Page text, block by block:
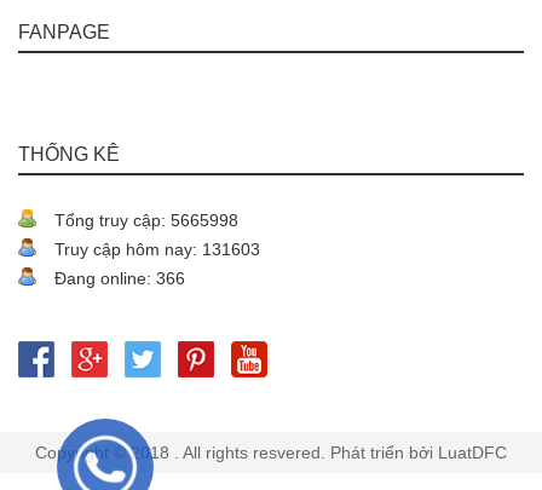
FANPAGE
THỐNG KÊ
Tổng truy cập: 5665998
Truy cập hôm nay: 131603
Đang online: 366
Copyright © 2018 . All rights resvered. Phát triển bởi LuatDFC